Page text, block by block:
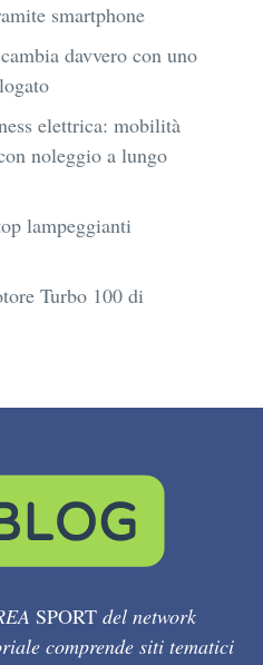
smartphone
davvero con uno
elettrica: mobilità
noleggio a lungo
lampeggianti
Turbo 100 di
SPORT del network
comprende siti tematici